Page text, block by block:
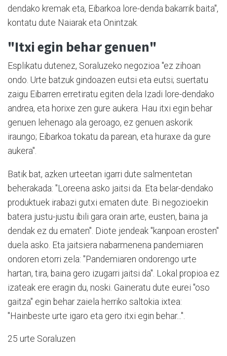
dendako kremak eta, Eibarkoa lore-denda bakarrik baita",
kontatu dute Naiarak eta Onintzak.
"Itxi egin behar genuen"
Esplikatu dutenez, Soraluzeko negozioa "ez zihoan
ondo. Urte batzuk gindoazen eutsi eta eutsi; suertatu
zaigu Eibarren erretiratu egiten dela Izadi lore-dendako
andrea, eta horixe zen gure aukera. Hau itxi egin behar
genuen lehenago ala geroago, ez genuen askorik
iraungo; Eibarkoa tokatu da parean, eta huraxe da gure
aukera".
Batik bat, azken urteetan igarri dute salmentetan
beherakada: "Loreena asko jaitsi da. Eta belar-dendako
produktuek irabazi gutxi ematen dute. Bi negozioekin
batera justu-justu ibili gara orain arte, eusten, baina ja
dendak ez du ematen". Diote jendeak "kanpoan erosten"
duela asko. Eta jaitsiera nabarmenena pandemiaren
ondoren etorri zela: "Pandemiaren ondorengo urte
hartan, tira, baina gero izugarri jaitsi da". Lokal propioa ez
izateak ere eragin du, noski. Gaineratu dute eurei "oso
gaitza" egin behar zaiela herriko saltokia ixtea:
"Hainbeste urte igaro eta gero itxi egin behar...".
25 urte Soraluzen